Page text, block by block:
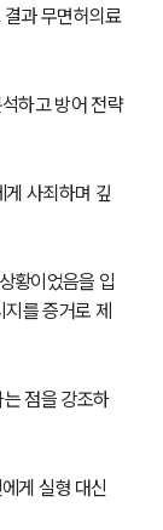
과 무면허의료
하고 방어 전략
사죄하며 깊
황이었음을 입
지를 증거로 제
점을 강조하
게 실형 대신